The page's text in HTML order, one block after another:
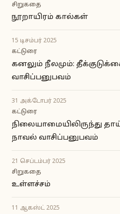
சிறுகதை
நூறாயிரம் கால்கள்
15 டிசம்பர் 2025
கட்டுரை
கனலும் நீலமும்:
வாசிப்பனுபவம்
31 அக்டோபர் 2025
கட்டுரை
நிலையாமையிலிருந்து
நாவல் வாசிப்பனுபவம்
21 செப்டம்பர் 2025
சிறுகதை
உள்ளச்சம்
11 ஆகஸ்ட் 2025